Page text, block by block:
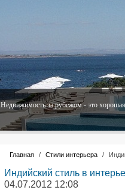
Недвижимость за рубежом - это
Главная / Стили интерьера /
Индийский стиль в
04.07.2012 12:08